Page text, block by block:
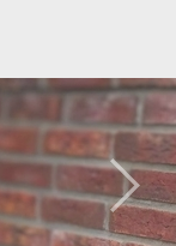
met een